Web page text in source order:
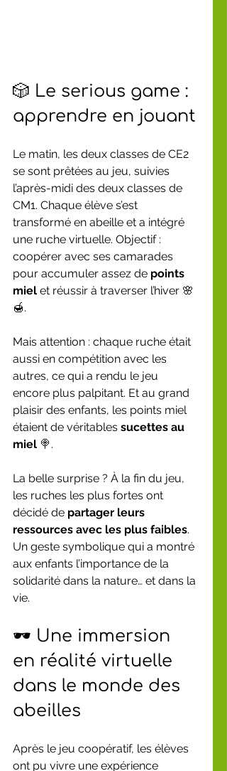
🎲 Le serious game :
apprendre en jouant
Le matin, les deux classes de CE2
se sont prêtées au jeu, suivies
l’après-midi des deux classes de
CM1. Chaque élève s’est
transformé en abeille et a intégré
une ruche virtuelle. Objectif :
coopérer avec ses camarades
pour accumuler assez de points
miel et réussir à traverser l’hiver 🌸
🍯.
Mais attention : chaque ruche était
aussi en compétition avec les
autres, ce qui a rendu le jeu
encore plus palpitant. Et au grand
plaisir des enfants, les points miel
étaient de véritables sucettes au
miel 🍭.
La belle surprise ? À la fin du jeu,
les ruches les plus fortes ont
décidé de partager leurs
ressources avec les plus faibles.
Un geste symbolique qui a montré
aux enfants l’importance de la
solidarité dans la nature… et dans la
vie.
🕶️ Une immersion
en réalité virtuelle
dans le monde des
abeilles
Après le jeu coopératif, les élèves
ont pu vivre une expérience